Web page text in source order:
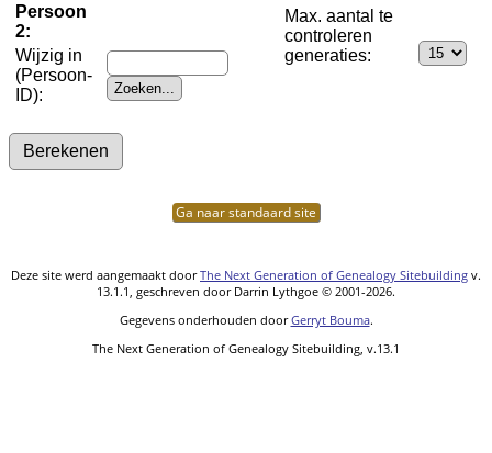
Persoon
2:
Wijzig in
(Persoon-
ID):
Max. aantal te
controleren
generaties:
Ga naar standaard site
Deze site werd aangemaakt doorThe Next Generation of Genealogy Sitebuilding v.
13.1.1, geschreven door Darrin Lythgoe © 2001-2026.
Gegevens onderhouden doorGerryt Bouma.
The Next Generation of Genealogy Sitebuilding, v.13.1